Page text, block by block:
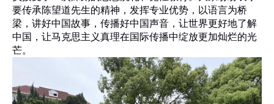
要传承陈望道先生的精神，发挥专业优势，以语言为桥
梁，讲好中国故事，传播好中国声音，让世界更好地了解
中国，让马克思主义真理在国际传播中绽放更加灿烂的光
芒。